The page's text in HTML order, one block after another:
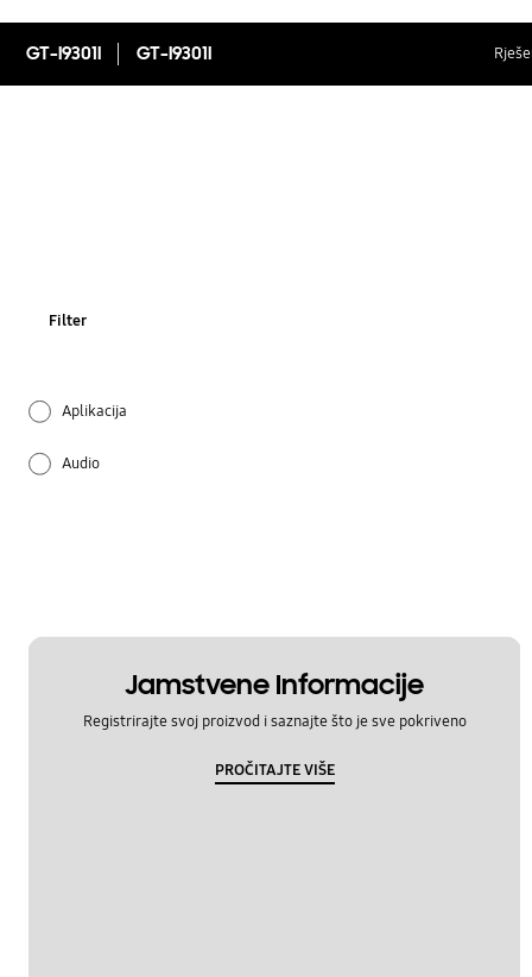
GT-I9301I GT-I9301I
Filter
Aplikacija
Audio
Fotoaparat
Hardver
Jamstvene Informacije
Registrirajte svoj proizvod i saznajte što je sve pokriveno
PROČITAJTE VIŠE